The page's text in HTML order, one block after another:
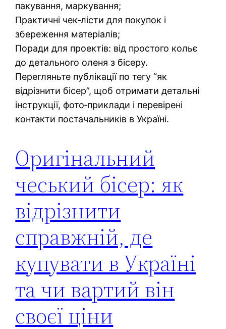
пакування, маркування;
Практичні чек‑лісти для покупок і
збереження матеріалів;
Поради для проектів: від простого кольє
до детального оленя з бісеру.
Перегляньте публікації по тегу “як
відрізнити бісер”, щоб отримати детальні
інструкції, фото‑приклади і перевірені
контакти постачальників в Україні.
Оригінальний
чеський бісер: як
відрізнити
справжній, де
купувати в Україні
та чи вартий він
своєї ціни